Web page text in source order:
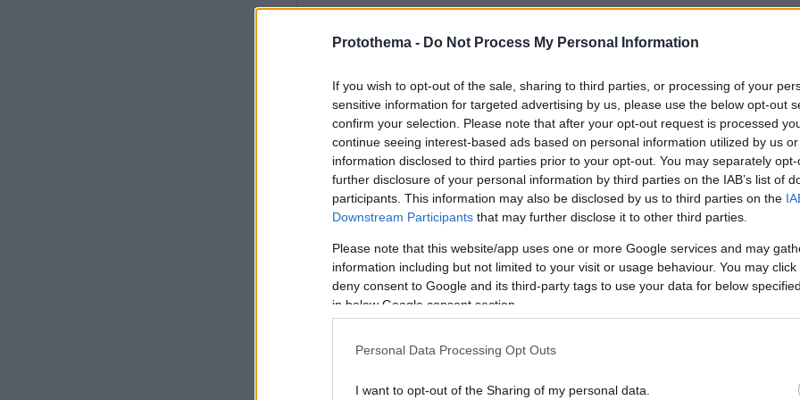
Protothema - Do Not Process My Personal Information
If you wish to opt-out of the sale, sharing to third parties, or processing of your
sensitive information for targeted advertising by us, please use the below opt-out
confirm your selection. Please note that after your opt-out request is processed
continue seeing interest-based ads based on personal information utilized by us
information disclosed to third parties prior to your opt-out. You may separately
further disclosure of your personal information by third parties on the IAB’s list of
participants. This information may also be disclosed by us to third parties on the
Downstream Participants that may further disclose it to other third parties.
Please note that this website/app uses one or more Google services and may
information including but not limited to your visit or usage behaviour. You may
deny consent to Google and its third-party tags to use your data for below
in below Google consent section.
Personal Data Processing Opt Outs
I want to opt-out of the Sharing of my personal data.
«Έλα, αλλιώς θα τη σκοτώσω»: Ο δολοφόνος στην
πρώην σύζυγό του με τη ζωή του παιδιού
Έκτακτο δελτίο επιδείνωσης καιρού: Καύσωνας μέχρι την
Παρασκευή - Πού θα έχει 43άρια
Οι εντυπωσιακές εμφανίσεις των αδερφών Καρντάσιαν
στον γάμο του Ινδού δισεκατομμυριούχου Ανάντ Αμπάνι
Ακολουθήστε τοprotothema.gr στο Google Newsκαι μάθετε πρώτοι